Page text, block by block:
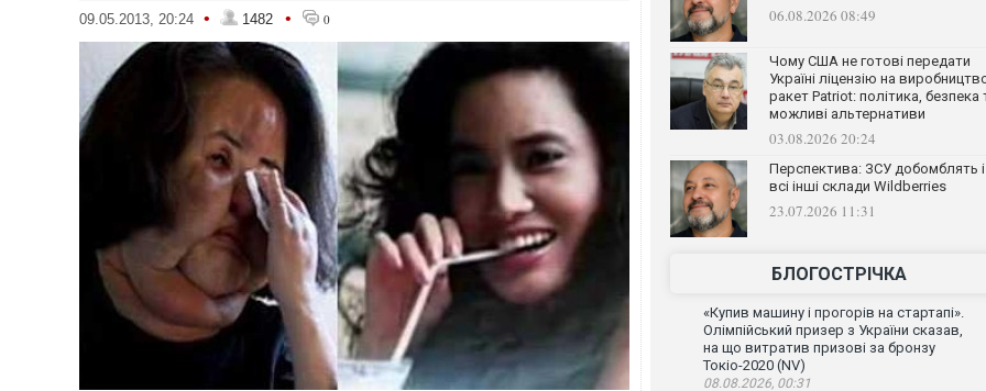
09.05.2013, 20:24 • 1482 • 0 06.08.2026 08:49
Чому США не готові передати
Україні ліцензію на
ракет Patriot: політика, безпека
можливі альтернативи
03.08.2026 20:24
Перспектива: ЗСУ добомблять і
всі інші склади Wildberries
23.07.2026 11:31
БЛОГОСТРІЧКА
«Купив машину і прогорів на стартапі».
Олімпійський призер з України сказав,
на що витратив призові за бронзу
Токіо-2020 (NV)
08.08.2026, 00:31